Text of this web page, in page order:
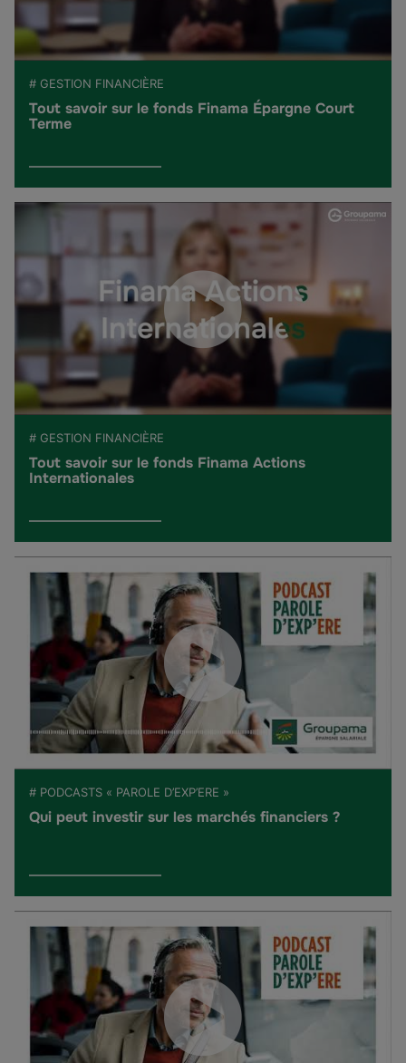
# GESTION FINANCIÈRE
Tout savoir sur le fonds Finama Épargne Court
Terme
# GESTION FINANCIÈRE
Tout savoir sur le fonds Finama Actions
Internationales
# PODCASTS « PAROLE D’EXP’ERE »
Qui peut investir sur les marchés financiers ?